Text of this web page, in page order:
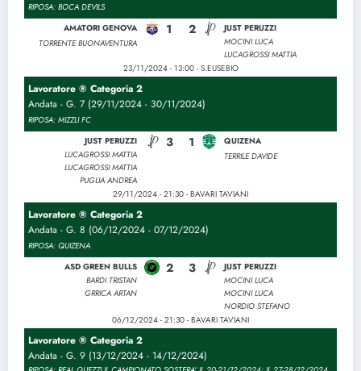
RIPOSA: BOCA DEVILS
AMATORI GENOVA
TORRENTE BUONAVENTURA
1 2
JUST PERUZZI
MOCINI LUCA
LUCAGROSSI MATTIA
23/11/2024 - 13:00 - S.EUSEBIO
Lavoratore ® Categoria 2
Andata - G. 7 (29/11/2024 - 30/11/2024)
RIPOSA: MIZZLI FC
JUST PERUZZI
LUCAGROSSI MATTIA
LUCAGROSSI MATTIA
PUGLIA ANDREA
3 1
QUIZENA
TERRILE DAVIDE
29/11/2024 - 21:30 - BAVARI TAVIANI
Lavoratore ® Categoria 2
Andata - G. 8 (06/12/2024 - 07/12/2024)
RIPOSA: QUIZENA
ASD GREEN BULLS
BARDI TRISTAN
GRRICA ARTAN
2 3
JUST PERUZZI
MOCINI LUCA
MOCINI LUCA
NORDIO STEFANO
06/12/2024 - 21:30 - BAVARI TAVIANI
Lavoratore ® Categoria 2
Andata - G. 9 (13/12/2024 - 14/12/2024)